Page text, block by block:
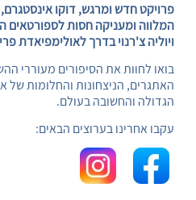
פרויקט חדש ומרגש, דוקו אינסטגרם,
המלווה ומעניקה חסות לספורטאים
ויוליה צ'רנוי בדרך לאולימפיאדת פריז
בואו לחוות את הסיפורים מעוררי
האתגרים, הניצחונות והחלומות של
הגדולה והחשובה בעולם.
עקבו אחרינו בערוצים הבאים: